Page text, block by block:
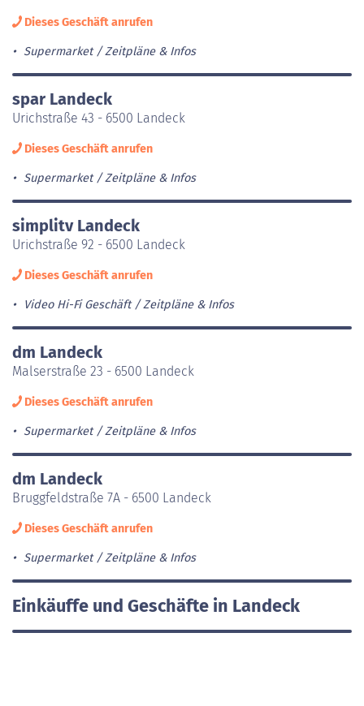
Dieses Geschäft anrufen
Supermarket Zeitpläne & Infos
spar Landeck
Urichstraße 43 - 6500 Landeck
Dieses Geschäft anrufen
Supermarket Zeitpläne & Infos
simplitv Landeck
Urichstraße 92 - 6500 Landeck
Dieses Geschäft anrufen
Video Hi-Fi Geschäft Zeitpläne & Infos
dm Landeck
Malserstraße 23 - 6500 Landeck
Dieses Geschäft anrufen
Supermarket Zeitpläne & Infos
dm Landeck
Bruggfeldstraße 7A - 6500 Landeck
Dieses Geschäft anrufen
Supermarket Zeitpläne & Infos
Einkäuffe und Geschäfte in Landeck